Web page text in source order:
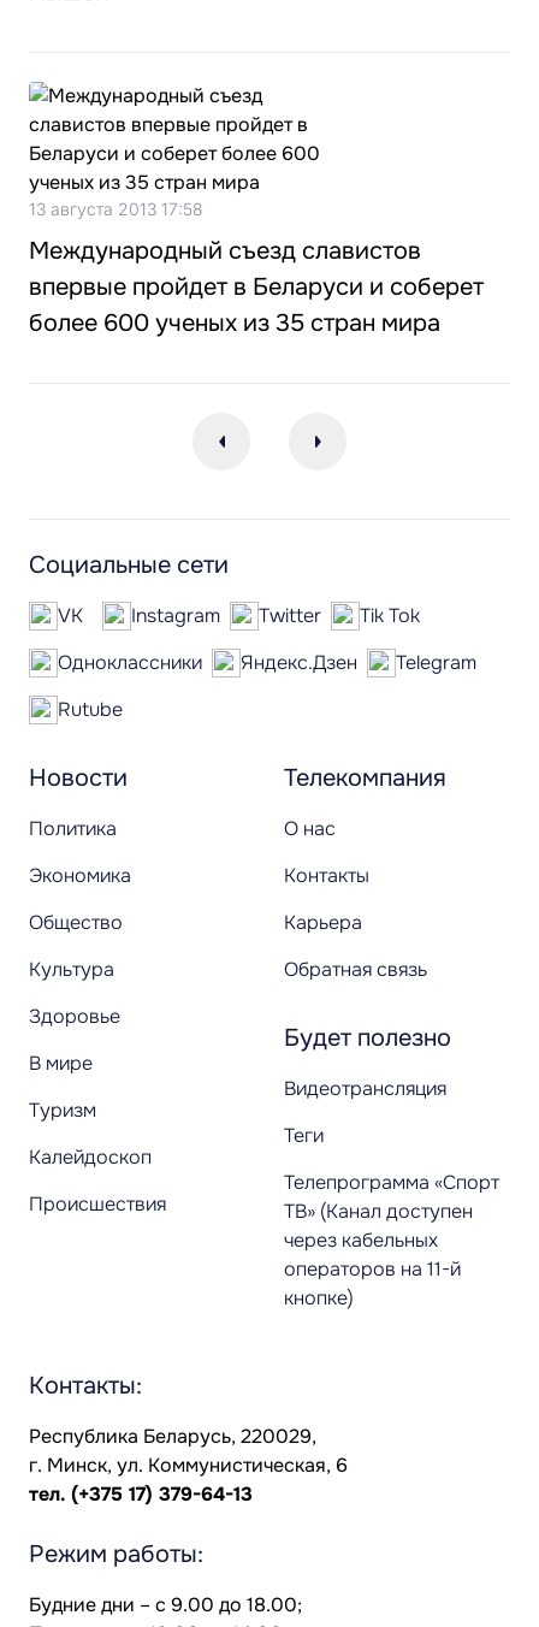
13 августа 2013 17:58
Международный съезд славистов
впервые пройдет в Беларуси и соберет
более 600 ученых из 35 стран мира
Новости
Политика
Экономика
Общество
Культура
Здоровье
В мире
Туризм
Калейдоскоп
Происшествия
Телекомпания
О нас
Контакты
Карьера
Обратная связь
Будет полезно
Видеотрансляция
Теги
Телепрограмма «Спорт
ТВ» (Канал доступен
через кабельных
операторов на 11-й
кнопке)
Социальные сети
VK Instagram Twitter
Tik Tok
Одноклассники
Яндекс.Дзен
Telegram
Rutube
Контакты:
Республика Беларусь, 220029,
г. Минск, ул. Коммунистическая, 6
тел. (+375 17) 379-64-13
Режим работы:
Будние дни – с 9.00 до 18.00;